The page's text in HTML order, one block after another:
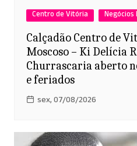
Centro de Vitória Negócios
Calçadão Centro de
Moscoso – Ki Delícia
Churrascaria aberto
e feriados
sex, 07/08/2026